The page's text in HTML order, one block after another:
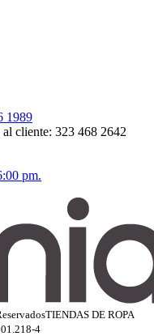
1989
cliente: 323 468 2642
pm.
TIENDAS DE ROPA
4